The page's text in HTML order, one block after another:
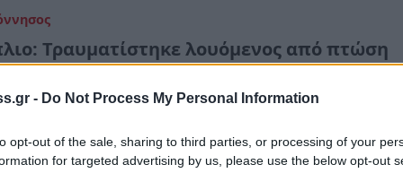
- Do Not Process My Personal Information
opt-out of the sale, sharing to third parties, or processing of your
for targeted advertising by us, please use the below opt-out
Τραυματίστηκε λουόμενος από πτώση
κλάρας δέντρου (photos)
της Καραθώνας
2023 13:21